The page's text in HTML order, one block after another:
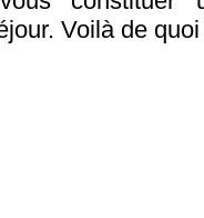
Voilà de